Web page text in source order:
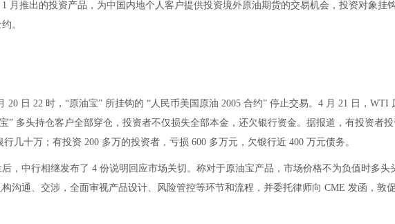
推出的投资产品，为中国内地个人客户提供投资境外原油期货的交易机会，投资对象挂
。
20 日 22 时，“原油宝” 所挂钩的 “人民币美国原油 2005 合约” 停止交易。4 月 21 日，WTI
” 多头持仓客户全部穿仓，投资者不仅损失全部本金，还欠银行资金。据报道，有投资者
几十万；有投资 200 多万的投资者，亏损 600 多万元，欠银行近 400 万元债务。
后，中行相继发布了 4 份说明回应市场关切。称对于原油宝产品，市场价格不为负值时多头
构沟通、交涉，全面审视产品设计、风险管控等环节和流程，并委托律师向 CME 发函，敦